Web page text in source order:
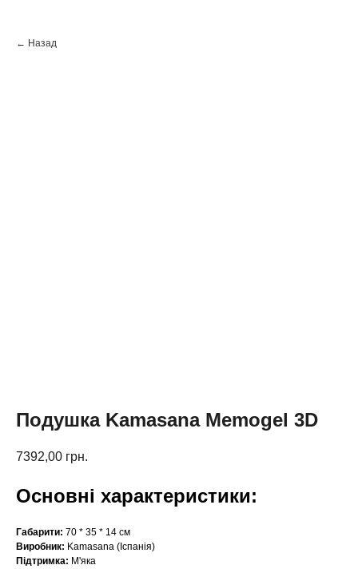
← Назад
Подушка Kamasana Memogel 3D
7392,00 грн.
Основні характеристики:
Габарити: 70 * 35 * 14 см
Виробник: Kamasana (Іспанія)
Підтримка: М'яка